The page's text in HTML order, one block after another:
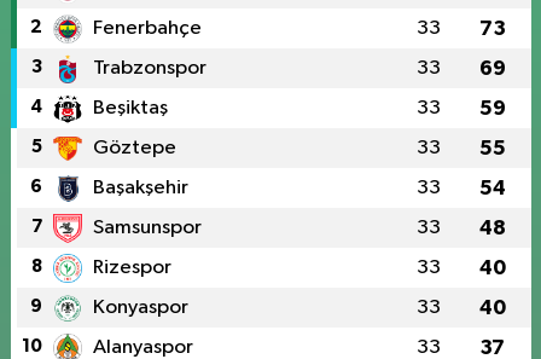
2 Fenerbahçe 33 73
3 Trabzonspor 33 69
4 Beşiktaş 33 59
5 Göztepe 33 55
6 Başakşehir 33 54
7 Samsunspor 33 48
8 Rizespor 33 40
9 Konyaspor 33 40
10 Alanyaspor 33 37